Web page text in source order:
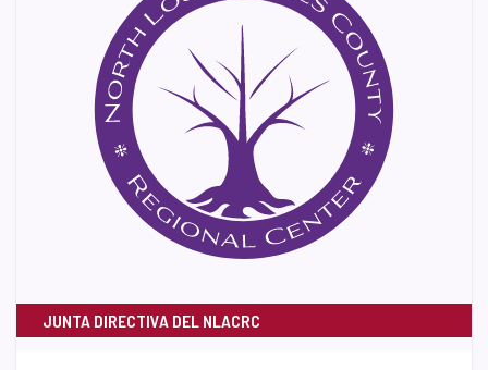
JUNTA DIRECTIVA DEL NLACRC